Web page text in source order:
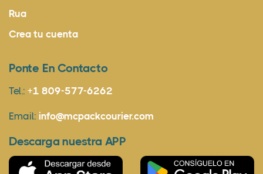
Rua
Crea tu cuenta
Ponte En Contacto
Tel.: +1 809-577-6262
Email: info@mcpackcourier.com
Descarga nuestra APP